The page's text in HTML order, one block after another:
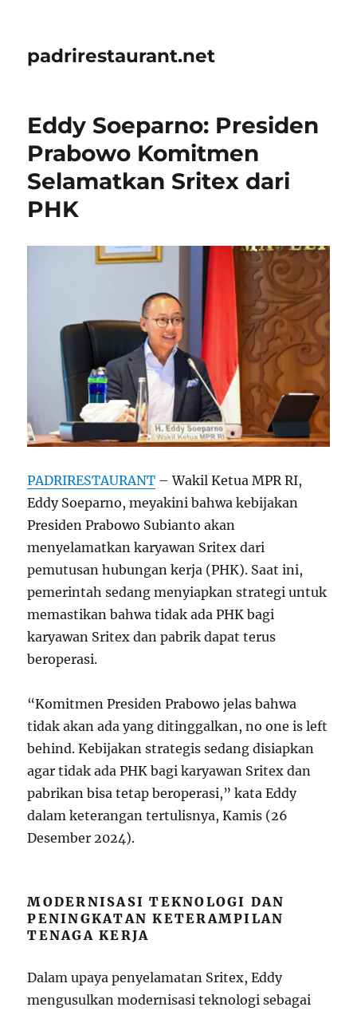
padrirestaurant.net
Eddy Soeparno: Presiden
Prabowo Komitmen
Selamatkan Sritex dari
PHK
PADRIRESTAURANT – Wakil Ketua MPR RI,
Eddy Soeparno, meyakini bahwa kebijakan
Presiden Prabowo Subianto akan
menyelamatkan karyawan Sritex dari
pemutusan hubungan kerja (PHK). Saat ini,
pemerintah sedang menyiapkan strategi untuk
memastikan bahwa tidak ada PHK bagi
karyawan Sritex dan pabrik dapat terus
beroperasi.
“Komitmen Presiden Prabowo jelas bahwa
tidak akan ada yang ditinggalkan, no one is left
behind. Kebijakan strategis sedang disiapkan
agar tidak ada PHK bagi karyawan Sritex dan
pabrikan bisa tetap beroperasi,” kata Eddy
dalam keterangan tertulisnya, Kamis (26
Desember 2024).
MODERNISASI TEKNOLOGI DAN
PENINGKATAN KETERAMPILAN
TENAGA KERJA
Dalam upaya penyelamatan Sritex, Eddy
mengusulkan modernisasi teknologi sebagai